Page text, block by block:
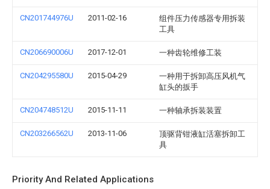
CN201744976U 2011-02-16
组件压力传感器专用拆装
工具
CN206690006U 2017-12-01 一种齿轮维修工装
CN204295580U 2015-04-29
一种用于拆卸高压风机气
缸头的扳手
CN204748512U 2015-11-11 一种轴承拆装装置
CN203266562U 2013-11-06
顶驱背钳液缸活塞拆卸工
具
Priority And Related Applications